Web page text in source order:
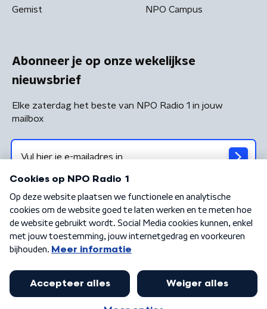
Gemist NPO Campus
Abonneer je op onze wekelijkse
nieuwsbrief
Elke zaterdag het beste van NPO Radio 1 in jouw
mailbox
Algemene voorwaarden